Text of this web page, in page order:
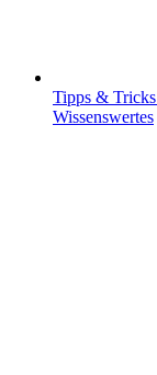
Tipps & Tricks
Wissenswertes